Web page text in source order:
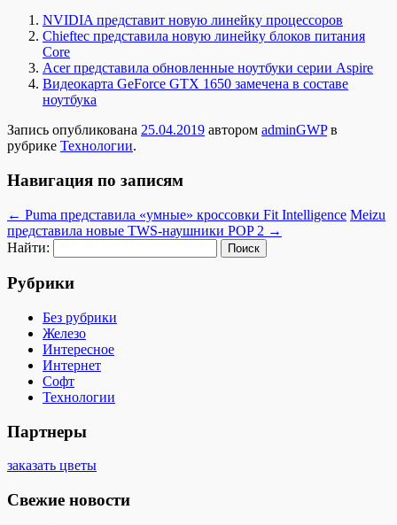
NVIDIA представит новую линейку процессоров
Chieftec представила новую линейку блоков питания
Core
Acer представила обновленные ноутбуки серии Aspire
Видеокарта GeForce GTX 1650 замечена в составе
ноутбука
Запись опубликована 25.04.2019 автором adminGWPв
рубрике Технологии.
Навигация по записям
← Puma представила «умные» кроссовки Fit Intelligence Meizu
представила новые TWS-наушники POP 2 →
Найти:
Рубрики
Без рубрики
Железо
Интересное
Интернет
Софт
Технологии
Партнеры
заказать цветы
Свежие новости